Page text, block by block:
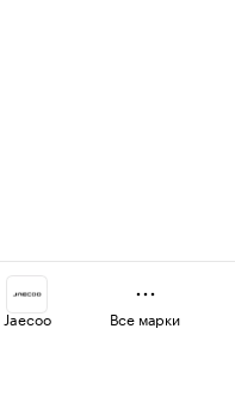
Jaecoo Все марки